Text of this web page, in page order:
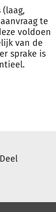
te
voldoen
van de
sprake is
Deel